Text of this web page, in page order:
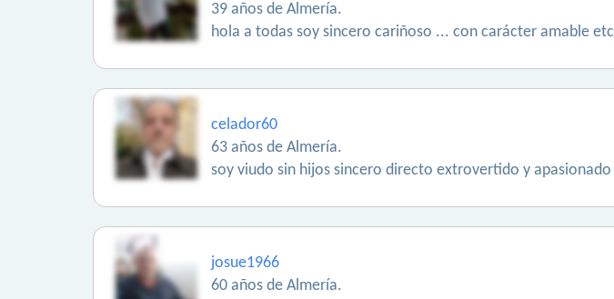
39 años de Almería.
hola a todas soy sincero cariñoso ... con carácter amable etc
celador60
63 años de Almería.
soy viudo sin hijos sincero directo extrovertido y apasionado
josue1966
60 años de Almería.